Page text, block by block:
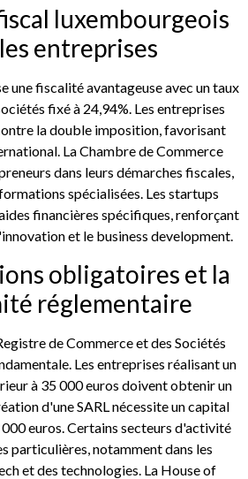
luxembourgeois
entreprises
une fiscalité avantageuse avec un taux
fixé à 24,94%. Les entreprises
la double imposition, favorisant
La Chambre de Commerce
dans leurs démarches fiscales,
spécialisées. Les startups
financières spécifiques, renforçant
et le business development.
obligatoires et la
réglementaire
de Commerce et des Sociétés
Les entreprises réalisant un
à 35 000 euros doivent obtenir un
d'une SARL nécessite un capital
euros. Certains secteurs d'activité
particulières, notamment dans les
et des technologies. La House of